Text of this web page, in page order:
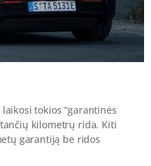
tokios “garantinės
kilometrų rida. Kiti
garantiją be ridos